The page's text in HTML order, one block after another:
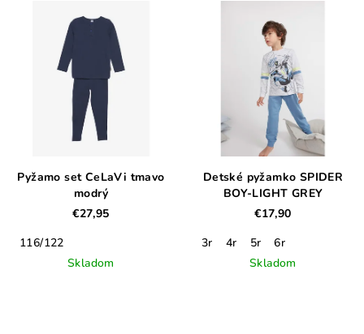
Pyžamo set CeLaVi tmavo
modrý
€27,95
116/122
Skladom
Detské pyžamko SPIDER
BOY-LIGHT GREY
€17,90
3r
4r 5r
6r
Skladom